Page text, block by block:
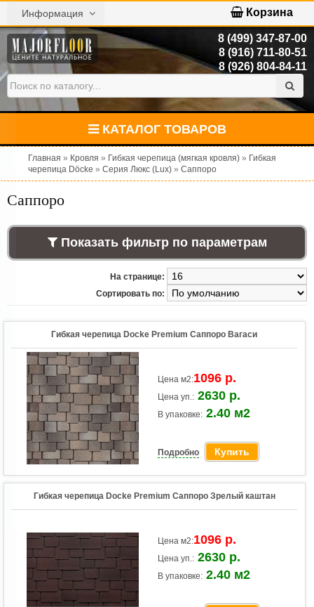
Информация Корзина
8 (499) 347-87-00
8 (916) 711-80-51
8 (926) 804-84-11
КАТАЛОГ ТОВАРОВ
Главная » Кровля » Гибкая черепица (мягкая кровля) » Гибкая
черепица Döcke » Серия Люкс (Lux) » Саппоро
Саппоро
Показать фильтр по параметрам
На странице:
Сортировать по:
Гибкая черепица Docke Premium Саппоро Вагаси
Цена м2:1096 р.
Цена уп.: 2630 р.
В упаковке: 2.40 м2
Подробно Купить
Гибкая черепица Docke Premium Саппоро Зрелый каштан
Цена м2:1096 р.
Цена уп.: 2630 р.
В упаковке: 2.40 м2